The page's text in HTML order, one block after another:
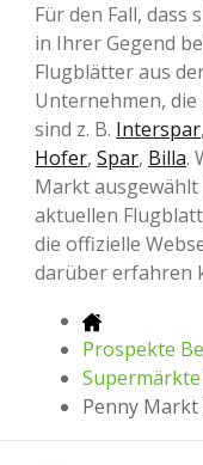
Für den Fall, dass
in Ihrer Gegend
Flugblätter aus
Unternehmen,
sind z. B. Interspar,
Hofer, Spar, Billa.
Markt
aktuellen
die offizielle
darüber erfahren
Prospekte
Penny